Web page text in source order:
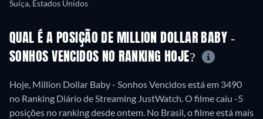
Suíça, Estados Unidos
QUAL É A POSIÇÃO DE MILLION DOLLAR BABY -
SONHOS VENCIDOS NO RANKING HOJE?
Hoje, Million Dollar Baby - Sonhos Vencidos está em 3490
no Ranking Diário de Streaming JustWatch. O filme caiu -5
posições no ranking desde ontem. No Brasil, o filme está mais